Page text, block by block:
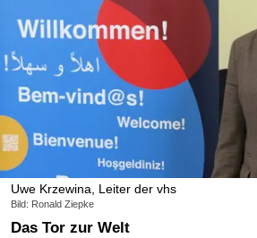
Uwe Krzewina, Leiter der vhs
Bild: Ronald Ziepke
Das Tor zur Welt